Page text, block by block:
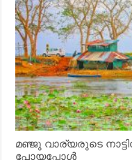
മഞ്ജു വാര്യരുടെ
പോയപ്പോൾ